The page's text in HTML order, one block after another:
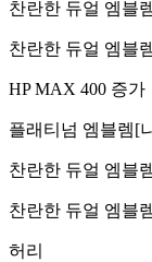
찬란한 듀얼 엠블
찬란한 듀얼 엠블
HP MAX 400 증가
플래티넘 엠블렘[
찬란한 듀얼 엠블
찬란한 듀얼 엠블
허리